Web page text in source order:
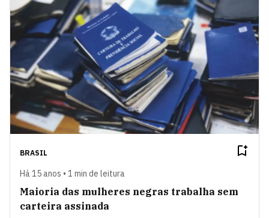
BRASIL
Há 15 anos • 1 min de leitura
Maioria das mulheres negras trabalha sem
carteira assinada